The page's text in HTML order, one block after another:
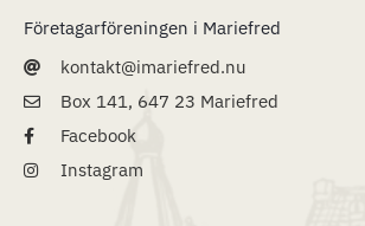
Företagarföreningen i Mariefred
kontakt@imariefred.nu
Box 141, 647 23 Mariefred
Facebook
Instagram